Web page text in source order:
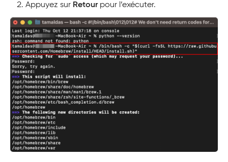
Appuyez sur Retour pour l’exécuter.